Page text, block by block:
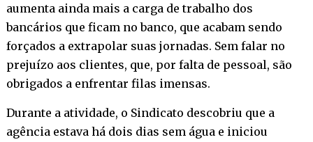
aumenta ainda mais a carga de trabalho dos
bancários que ficam no banco, que acabam sendo
forçados a extrapolar suas jornadas. Sem falar no
prejuízo aos clientes, que, por falta de pessoal, são
obrigados a enfrentar filas imensas.
Durante a atividade, o Sindicato descobriu que a
agência estava há dois dias sem água e iniciou